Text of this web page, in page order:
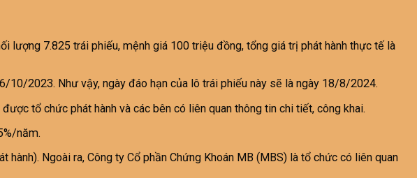
lượng 7.825 trái phiếu, mệnh giá 100 triệu đồng, tổng giá trị phát hành thực tế là
10/2023. Như vậy, ngày đáo hạn của lô trái phiếu này sẽ là ngày 18/8/2024.
tổ chức phát hành và các bên có liên quan thông tin chi tiết, công khai.
năm.
Ngoài ra, Công ty Cổ phần Chứng Khoán MB (MBS) là tổ chức có liên quan